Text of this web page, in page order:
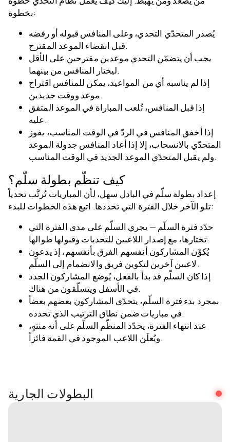
بخطوة:
يُصدر المتحدّي التحدي، وعلى المنافس قبوله أو رفضه
قبل انقضاء الموعد المقترح.
يجب أن يتضمّن التحدي موعدين مقترحين على الأقل
ليختار المنافس من بينهما.
إذا لم يناسبه أي من المواعيد، يمكن للمنافس اقتراح
موعد ووقت جديدين.
إذا قبل المنافس، تُلعب المباراة في الموعد المتفق
عليه.
إذا أخفق المنافس في الردّ في الوقت المناسب، يفوز
المتحدّي بالانسحاب، إلا إذا أعاد المنافس جدولة الموعد
ولم يقبل المتحدّي الموعد الجديد في الوقت المناسب.
كيف تنظّم بطولة سلّم؟
إعداد بطولة سلّم في البادل سهل، لأن المباريات تُرتَّب تحدياً
تلو الآخر خلال الفترة التي تحددها. اتبع هذه الخطوات للبدء:
حدّد فترة السلّم — يجري السلّم على مدى الفترة التي
تختارها، مع إصدار اللاعبين للتحديات وقبولها طوالها.
يُكوِّن المشاركون أنفسهم الفرق بأنفسهم، إذ يدعون
لاعبين آخرين لتكوين فريق والانضمام إلى السلّم.
إذا كان السلّم قد بدأ بالفعل، يُوضع المشاركون الجدد
في الأسفل ويتسلّقون من هناك.
بمجرد بدء فترة السلّم، يتحدّى المشاركون بعضهم بعضاً
في مباريات ضمن نطاق الترتيب الذي تحدده.
عند انتهاء الفترة، يحدّد المنظّم السلّم على أنه منتهٍ،
ويُعلَن اللاعب الموجود في القمة فائزاً.
البطولات الجارية